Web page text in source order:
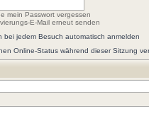
mein Passwort vergessen
E-Mail erneut senden
bei jedem Besuch automatisch anmelden
Online-Status während dieser Sitzung